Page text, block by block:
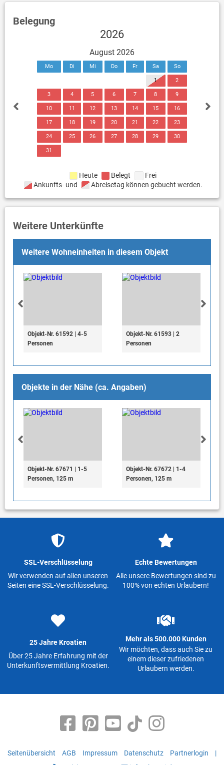
Belegung
2026
August 2026
Mo Di Mi Do Fr Sa So
1 2
3 4 5 6 7 8 9
10 11 12 13 14 15 16
17 18 19 20 21 22 23
24 25 26 27 28 29 30
31
Heute Belegt
Frei
Ankunfts- und
Abreisetag können gebucht werden.
Weitere Unterkünfte
Weitere Wohneinheiten in diesem Objekt
Objekt-Nr. 61592 | 4-5
Personen
Objekt-Nr. 61593 | 2
Personen
Objekte in der Nähe (ca. Angaben)
Objekt-Nr. 67671 | 1-5
Personen, 125 m
Objekt-Nr. 67672 | 1-4
Personen, 125 m
SSL-Verschlüsselung
Wir verwenden auf allen unseren
Seiten eine SSL-Verschlüsselung.
Echte Bewertungen
Alle unsere Bewertungen sind zu
100% von echten Urlaubern!
25 Jahre Kroatien
Über 25 Jahre Erfahrung mit der
Unterkunftsvermittlung Kroatien.
Mehr als 500.000 Kunden
Wir möchten, dass auch Sie zu
einem dieser zufriedenen
Urlaubern werden.
Seitenübersicht AGB Impressum Datenschutz Partnerlogin
|